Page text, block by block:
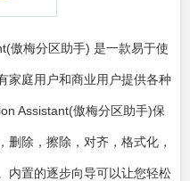
傲梅分区助手) 是一款易于使
家庭用户和商业用户提供各种
Assistant(傲梅分区助手)保
删除，擦除，对齐，格式化，
内置的逐步向导可以让您轻松